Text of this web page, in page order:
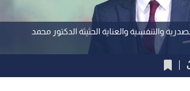
والتنفسية والعناية الحثيثة الدكتور محمد